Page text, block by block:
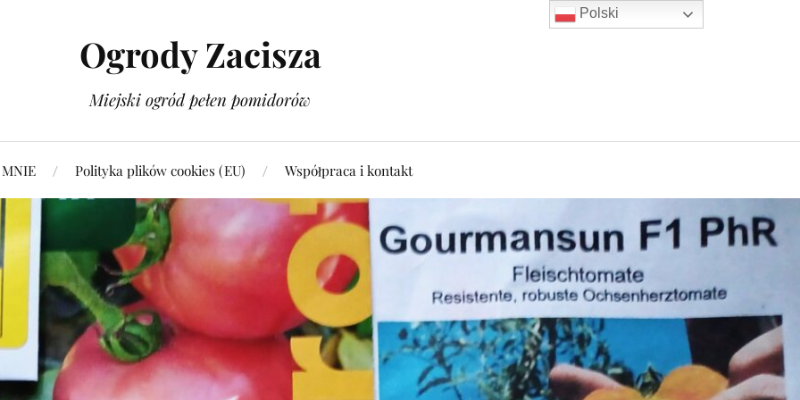
Ogrody Zacisza
Miejski ogród pełen pomidorów
Polityka plików cookies (EU) Współpraca i kontakt
Polski